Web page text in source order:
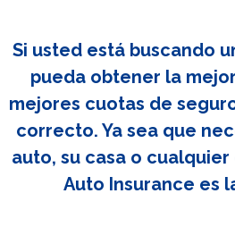
Si usted está buscando
pueda obtener la
mejores cuotas de
correcto. Ya sea que
auto, su casa o
Auto Insurance es